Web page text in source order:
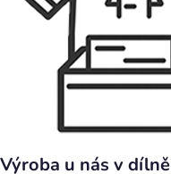
Výroba u nás v dílně